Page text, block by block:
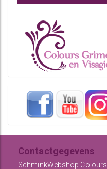
Contactgegevens
SchminkWebshop Colours